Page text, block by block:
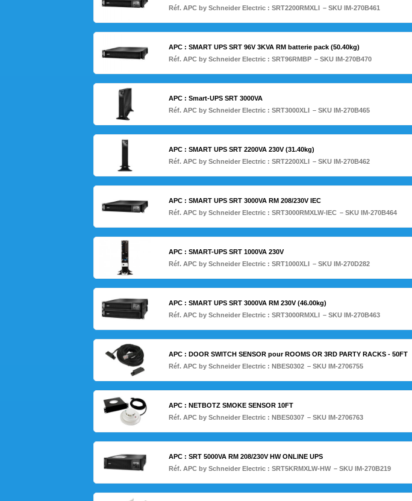
Réf. APC by Schneider Electric : SRT2200RMXLI – SKU IM-270B461
APC : SMART UPS SRT 96V 3KVA RM batterie pack (50.40kg)
Réf. APC by Schneider Electric : SRT96RMBP – SKU IM-270B470
APC : Smart-UPS SRT 3000VA
Réf. APC by Schneider Electric : SRT3000XLI – SKU IM-270B465
APC : SMART UPS SRT 2200VA 230V (31.40kg)
Réf. APC by Schneider Electric : SRT2200XLI – SKU IM-270B462
APC : SMART UPS SRT 3000VA RM 208/230V IEC
Réf. APC by Schneider Electric : SRT3000RMXLW-IEC – SKU IM-270B464
APC : SMART-UPS SRT 1000VA 230V
Réf. APC by Schneider Electric : SRT1000XLI – SKU IM-270D282
APC : SMART UPS SRT 3000VA RM 230V (46.00kg)
Réf. APC by Schneider Electric : SRT3000RMXLI – SKU IM-270B463
APC : DOOR SWITCH SENSOR pour ROOMS OR 3RD PARTY RACKS - 50FT
Réf. APC by Schneider Electric : NBES0302 – SKU IM-2706755
APC : NETBOTZ SMOKE SENSOR 10FT
Réf. APC by Schneider Electric : NBES0307 – SKU IM-2706763
APC : SRT 5000VA RM 208/230V HW ONLINE UPS
Réf. APC by Schneider Electric : SRT5KRMXLW-HW – SKU IM-270B219